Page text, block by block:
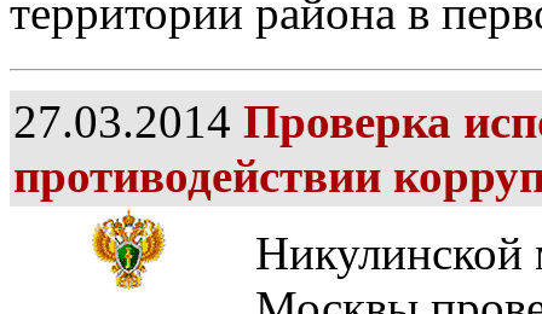
территории района в
27.03.2014 Проверка
противодействии
Никулинской